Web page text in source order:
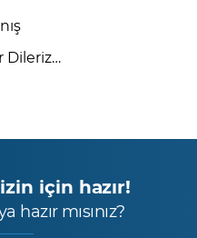
Dileriz…
için hazır!
hazır mısınız?